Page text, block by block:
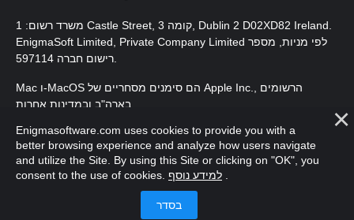
משרד רשום: 1 Castle Street, קומה 3, Dublin 2 D02XD82 Ireland.
EnigmaSoft Limited, Private Company Limited לפי מניות, מספר
Mac ו-MacOS הם סימנים מסחריים של Apple Inc., הרשומים
Enigmasoftware.com uses cookies to provide you with a
better browsing experience and analyze how users navigate
and utilize the Site. By using this Site or clicking on "OK", you
consent to the use of cookies. למידע נוסף